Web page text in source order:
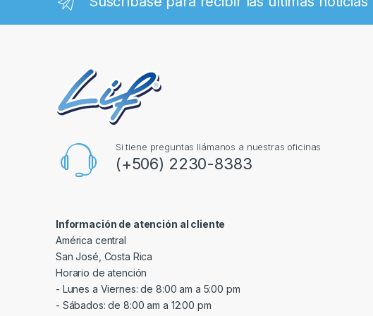
Si tiene preguntas llámanos a nuestras oficinas
(+506) 2230-8383
Información de atención al cliente
América central
San José, Costa Rica
Horario de atención
- Lunes a Viernes: de 8:00 am a 5:00 pm
- Sábados: de 8:00 am a 12:00 pm